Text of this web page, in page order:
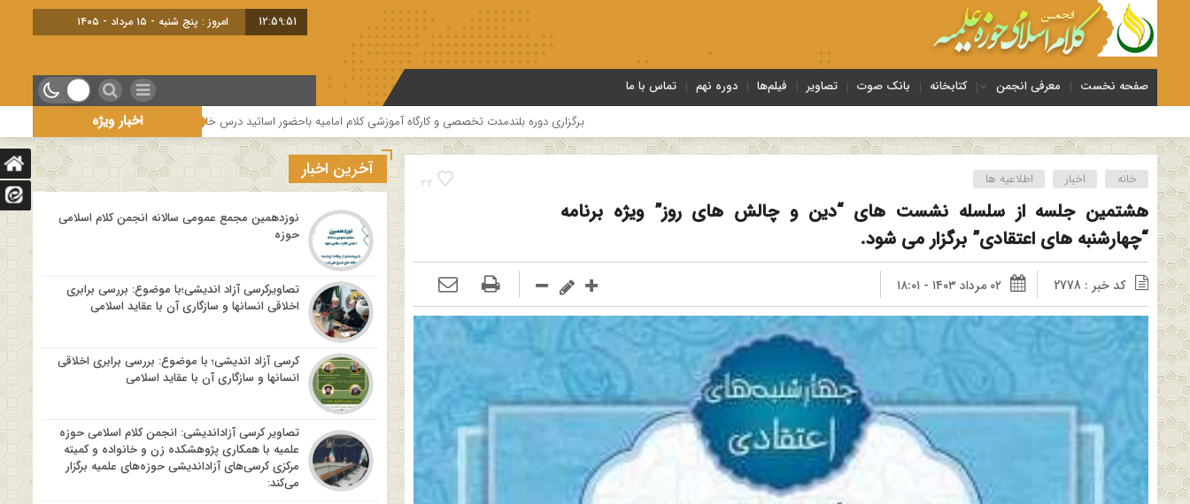
12:59:52 امروز : پنج شنبه - ۱۵ مرداد - ۱۴۰۵
صفحه نخست معرفی انجمن کتابخانه بانک صوت تصاویر فیلم‌ها دوره نهم تماس با ما
اخبار ویژه برگزاری دوره بلندمدت تخصصی و کارگاه آموزشی کلام امامیه باحضور اساتید درس خارج کلام و اساتید حوزه و دانشگاه هفتمین جلسه از فصل سوم
22 خانه اخبار اطلاعیه ها
هشتمین جلسه از سلسله نشست های “دین و چالش های روز” ویژه برنامه
“چهارشنبه های اعتقادی” برگزار می شود.
کد خبر : 2778 ۰۲ مرداد ۱۴۰۳ - ۱۸:۰۱
آخرین اخبار
نوزدهمین مجمع عمومی سالانه انجمن کلام اسلامی
حوزه
تصاویرکرسی آزاد اندیشی؛با موضوع: بررسی برابری
اخلاقی انسانها و سازگاری آن با عقاید اسلامی
کرسی آزاد اندیشی؛ با موضوع: بررسی برابری اخلاقی
انسانها و سازگاری آن با عقاید اسلامی
تصاویر کرسی آزاداندیشی: انجمن کلام اسلامی حوزه
علمیه با همکاری پژوهشکده زن و خانواده و کمیته
مرکزی کرسی‌های آزاداندیشی حوزه‌های علمیه برگزار
می‌کند: